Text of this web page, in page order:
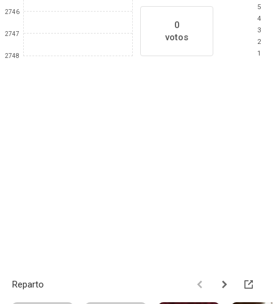
2746
2747
2748
0
votos
5
4
3
2
1
Reparto